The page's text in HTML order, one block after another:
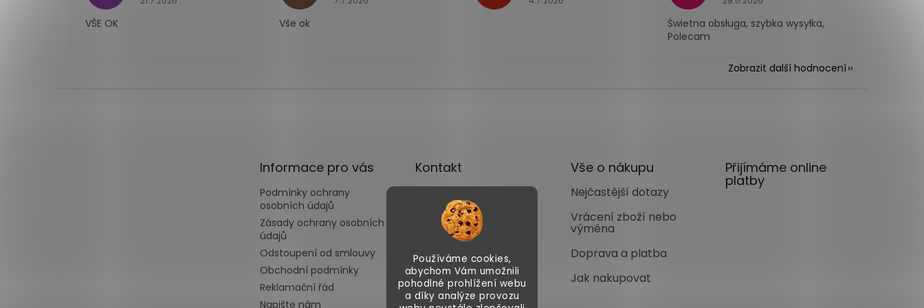
Používáme cookies,
abychom Vám umožnili
pohodlné prohlížení webu
a díky analýze provozu
VŠE OK Vše ok
Świetna obsługa, szybka wysyłka,
Polecam
Zobrazit další hodnocení
Informace pro vás
Podmínky ochrany
osobních údajů
Zásady ochrany osobních
údajů
Odstoupení od smlouvy
Obchodní podmínky
Reklamační řád
Napište nám
Kontakt
+420702287970
+420702287969
Vše o nákupu
Nejčastější dotazy
Vrácení zboží nebo
výměna
Doprava a platba
Jak nakupovat
Přijímáme online
platby